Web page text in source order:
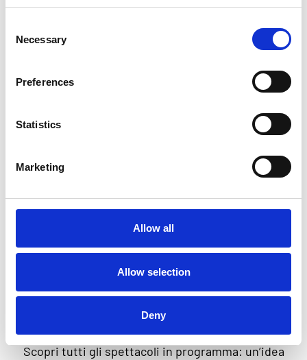
Selection
Necessary
Preferences
Statistics
Marketing
Allow all
Allow selection
Deny
ATTRICE
Venti Lucenti
REGALA EMOZIONI,
SCEGLI UNO
SPETTACOLO
Scopri tutti gli spettacoli in programma: un’idea